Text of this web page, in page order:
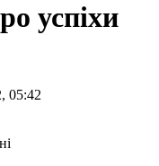
успіхи
05:42